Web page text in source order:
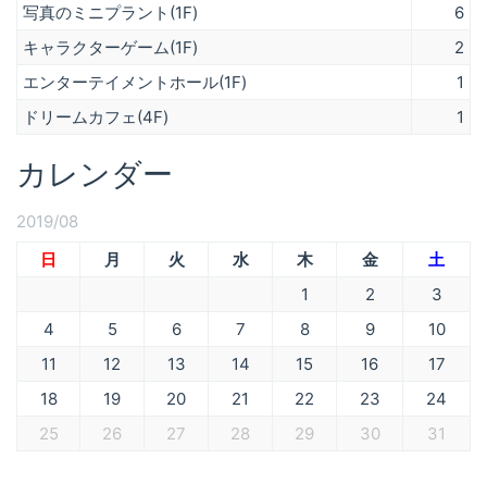
写真のミニプラント(1F)
6
キャラクターゲーム(1F)
2
エンターテイメントホール(1F)
1
ドリームカフェ(4F)
1
カレンダー
2019/08
日
月 火 水 木 金
土
1
2
3
4
5 6 7 8 9
10
11
12 13 14 15 16
17
18
19 20 21 22 23
24
25
26 27 28 29 30 31